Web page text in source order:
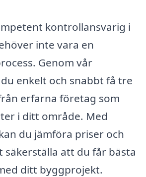
kontrollansvarig i
inte vara en
Genom vår
enkelt och snabbt få tre
erfarna företag som
i ditt område. Med
du jämföra priser och
att du får bästa
ditt byggprojekt.